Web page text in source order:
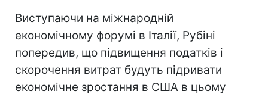
Виступаючи на міжнародній
економічному форумі в Італії, Рубіні
попередив, що підвищення податків і
скорочення витрат будуть підривати
економічне зростання в США в цьому